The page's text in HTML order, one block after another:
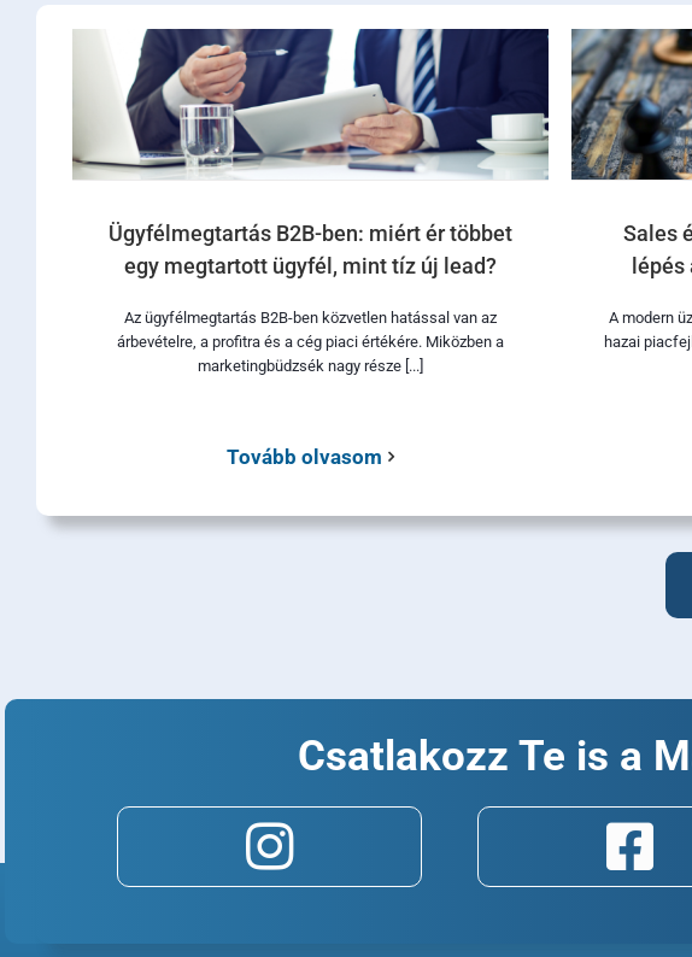
Ügyfélmegtartás B2B-ben: miért ér többet
egy megtartott ügyfél, mint tíz új lead?
Az ügyfélmegtartás B2B-ben közvetlen hatással van az
árbevételre, a profitra és a cég piaci értékére. Miközben a
marketingbüdzsék nagy része [...]
Tovább olvasom
Sales
A modern
hazai
Csatlakozz Te is a